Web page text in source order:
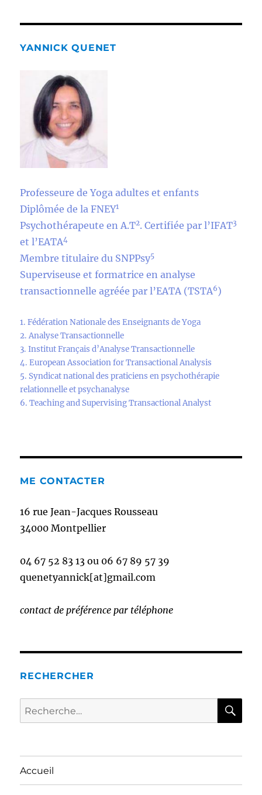
YANNICK QUENET
Professeure de Yoga adultes et enfants
Diplômée de la FNEY1
Psychothérapeute en A.T2. Certifiée par l’IFAT3
et l’EATA4
Membre titulaire du SNPPsy5
Superviseuse et formatrice en analyse
transactionnelle agréée par l’EATA (TSTA6)
1. Fédération Nationale des Enseignants de Yoga
2. Analyse Transactionnelle
3. Institut Français d’Analyse Transactionnelle
4. European Association for Transactional Analysis
5. Syndicat national des praticiens en psychothérapie
relationnelle et psychanalyse
6. Teaching and Supervising Transactional Analyst
ME CONTACTER
16 rue Jean-Jacques Rousseau
34000 Montpellier
04 67 52 83 13 ou 06 67 89 57 39
quenetyannick[at]gmail.com
contact de préférence par téléphone
RECHERCHER
Recherche
pour :
Accueil